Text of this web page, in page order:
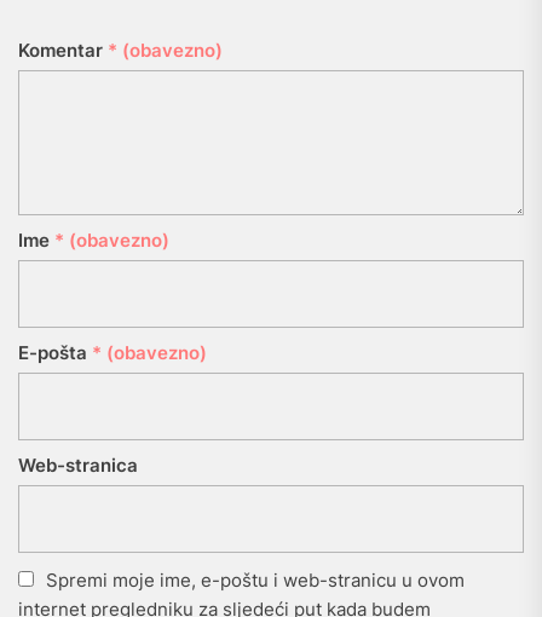
Komentar * (obavezno)
Ime * (obavezno)
E-pošta * (obavezno)
Web-stranica
Spremi moje ime, e-poštu i web-stranicu u ovom
internet pregledniku za sljedeći put kada budem